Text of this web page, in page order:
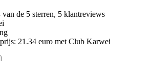
de 5 sterren, 5 klantreviews
21.34 euro met Club Karwei